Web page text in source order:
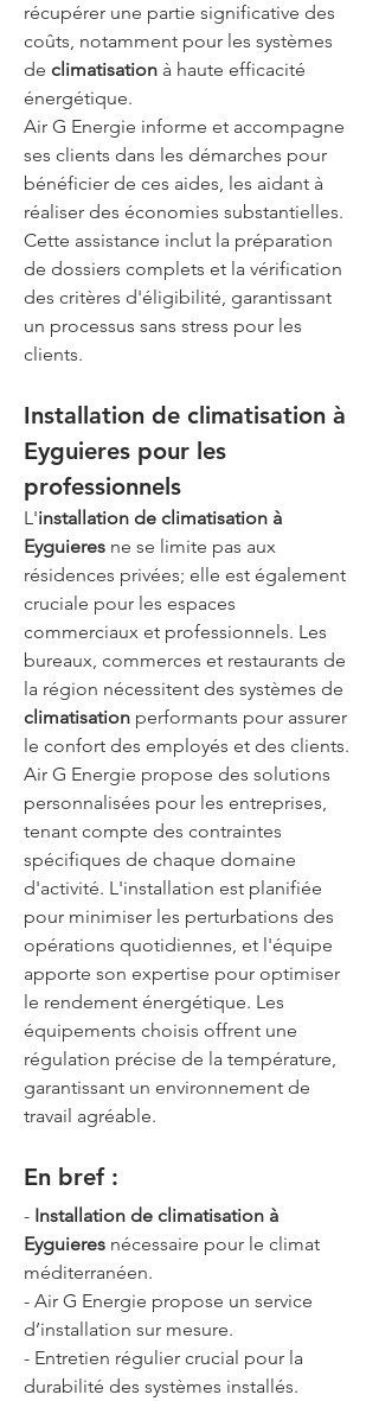
récupérer une partie significative des
coûts, notamment pour les systèmes
de climatisation à haute efficacité
énergétique.
Air G Energie informe et accompagne
ses clients dans les démarches pour
bénéficier de ces aides, les aidant à
réaliser des économies substantielles.
Cette assistance inclut la préparation
de dossiers complets et la vérification
des critères d'éligibilité, garantissant
un processus sans stress pour les
clients.
Installation de climatisation à
Eyguieres pour les
professionnels
L'installation de climatisation à
Eyguieres ne se limite pas aux
résidences privées; elle est également
cruciale pour les espaces
commerciaux et professionnels. Les
bureaux, commerces et restaurants de
la région nécessitent des systèmes de
climatisation performants pour assurer
le confort des employés et des clients.
Air G Energie propose des solutions
personnalisées pour les entreprises,
tenant compte des contraintes
spécifiques de chaque domaine
d'activité. L'installation est planifiée
pour minimiser les perturbations des
opérations quotidiennes, et l'équipe
apporte son expertise pour optimiser
le rendement énergétique. Les
équipements choisis offrent une
régulation précise de la température,
garantissant un environnement de
travail agréable.
En bref :
- Installation de climatisation à
Eyguieres nécessaire pour le climat
méditerranéen.
- Air G Energie propose un service
d’installation sur mesure.
- Entretien régulier crucial pour la
durabilité des systèmes installés.